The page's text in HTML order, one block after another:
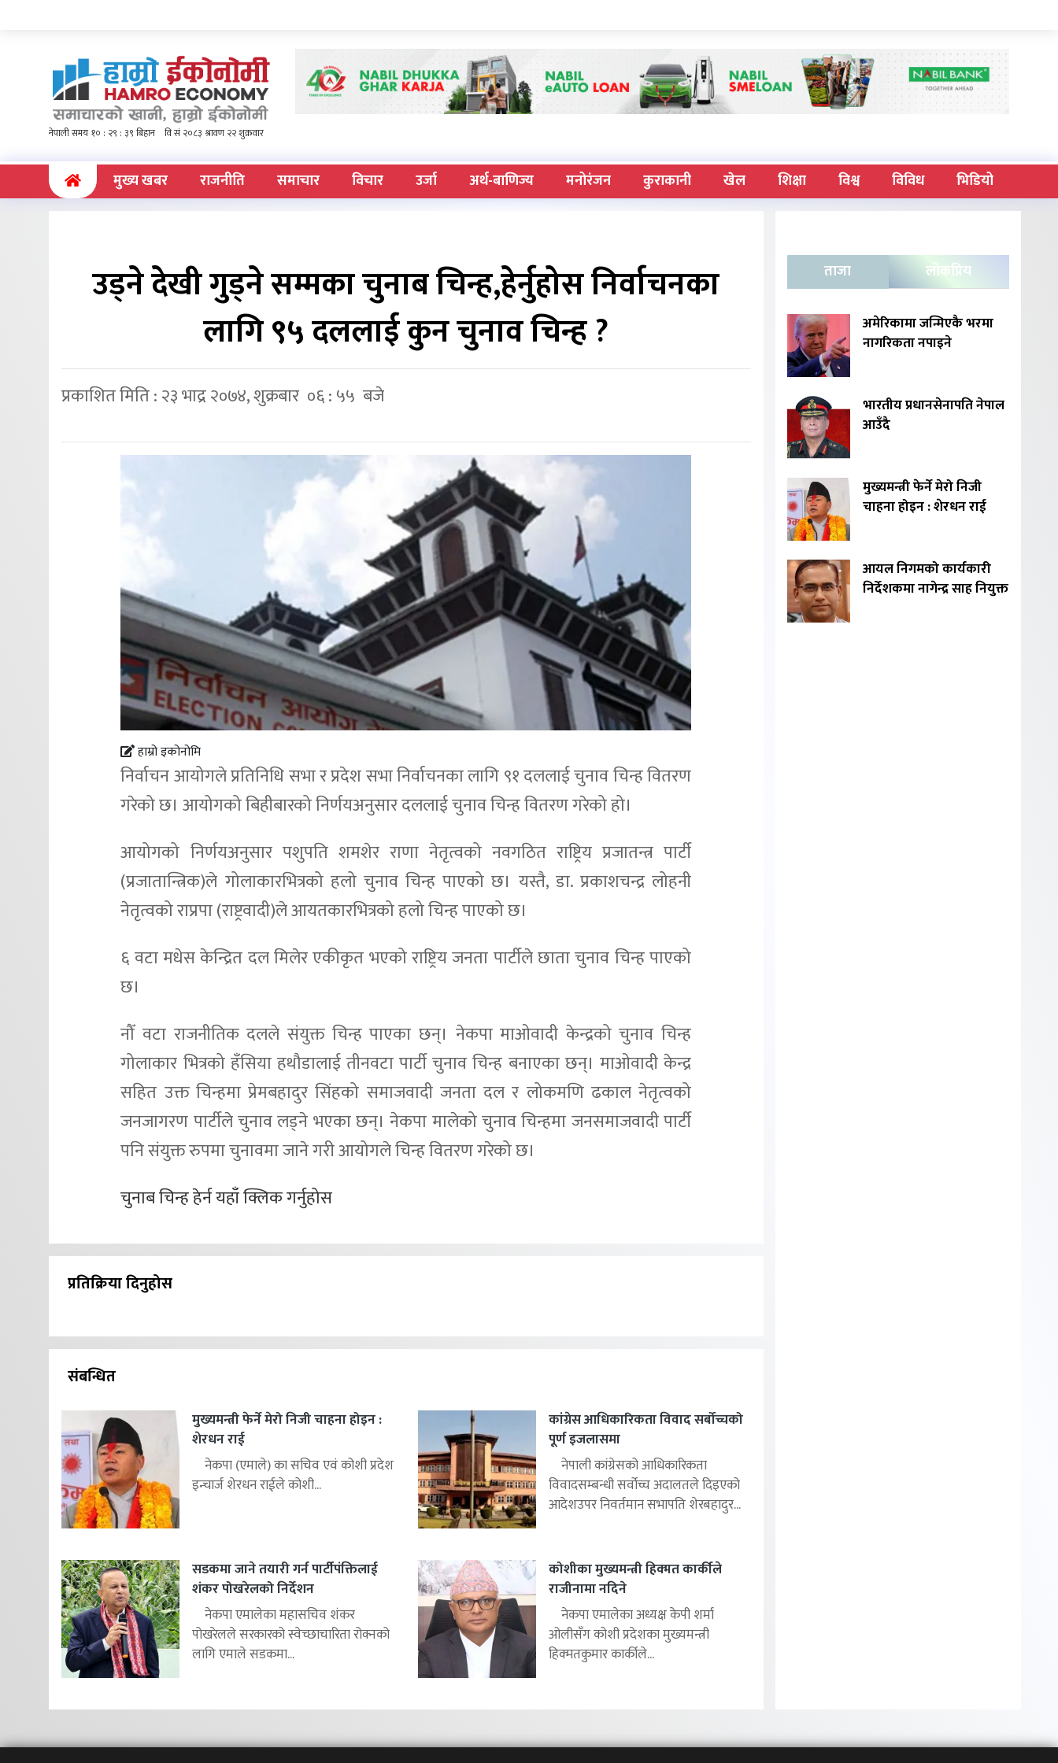
(current)मुख्य खबर राजनीति समाचार विचार उर्जा अर्थ-बाणिज्य मनोरंजन कुराकानी खेल शिक्षा विश्व विविध भिडियो
उड्ने देखी गुड्ने सम्मका चुनाब चिन्ह,हेर्नुहोस निर्वाचनका
लागि ९५ दललाई कुन चुनाव चिन्ह ?
प्रकाशित मिति : २३ भाद्र २०७४, शुक्रबार ०६ : ५५ बजे
हाम्रो इकोनोमि
निर्वाचन आयोगले प्रतिनिधि सभा र प्रदेश सभा निर्वाचनका लागि ९१ दललाई चुनाव चिन्ह वितरण
गरेको छ। आयोगको बिहीबारको निर्णयअनुसार दललाई चुनाव चिन्ह वितरण गरेको हो।
आयोगको निर्णयअनुसार पशुपति शमशेर राणा नेतृत्वको नवगठित राष्ट्रिय प्रजातन्त्र पार्टी
(प्रजातान्त्रिक)ले गोलाकारभित्रको हलो चुनाव चिन्ह पाएको छ। यस्तै, डा. प्रकाशचन्द्र लोहनी
नेतृत्वको राप्रपा (राष्ट्रवादी)ले आयतकारभित्रको हलो चिन्ह पाएको छ।
६ वटा मधेस केन्द्रित दल मिलेर एकीकृत भएको राष्ट्रिय जनता पार्टीले छाता चुनाव चिन्ह पाएको
छ।
नौँ वटा राजनीतिक दलले संयुक्त चिन्ह पाएका छन्। नेकपा माओवादी केन्द्रको चुनाव चिन्ह
गोलाकार भित्रको हँसिया हथौडालाई तीनवटा पार्टी चुनाव चिन्ह बनाएका छन्। माओवादी केन्द्र
सहित उक्त चिन्हमा प्रेमबहादुर सिंहको समाजवादी जनता दल र लोकमणि ढकाल नेतृत्वको
जनजागरण पार्टीले चुनाव लड्ने भएका छन्। नेकपा मालेको चुनाव चिन्हमा जनसमाजवादी पार्टी
पनि संयुक्त रुपमा चुनावमा जाने गरी आयोगले चिन्ह वितरण गरेको छ।
चुनाब चिन्ह हेर्न यहाँ क्लिक गर्नुहोस
प्रतिक्रिया दिनुहोस
संबन्धित
मुख्यमन्त्री फेर्ने मेरो निजी चाहना होइन :
शेरधन राई
नेकपा (एमाले) का सचिव एवं कोशी प्रदेश
इन्चार्ज शेरधन राईले कोशी...
कांग्रेस आधिकारिकता विवाद सर्बोच्चको
पूर्ण इजलासमा
नेपाली कांग्रेसको आधिकारिकता
विवादसम्बन्धी सर्वोच्च अदालतले दिइएको
आदेशउपर निवर्तमान सभापति शेरबहादुर...
सडकमा जाने तयारी गर्न पार्टीपंक्तिलाई
शंकर पोखरेलको निर्देशन
नेकपा एमालेका महासचिव शंकर
पोखरेलले सरकारको स्वेच्छाचारिता रोक्नको
लागि एमाले सडकमा...
कोशीका मुख्यमन्त्री हिक्मत कार्कीले
राजीनामा नदिने
नेकपा एमालेका अध्यक्ष केपी शर्मा
ओलीसँग कोशी प्रदेशका मुख्यमन्त्री
हिक्मतकुमार कार्कीले...
ताजा लोकप्रिय
अमेरिकामा जन्मिएकै भरमा
नागरिकता नपाइने
भारतीय प्रधानसेनापति नेपाल
आउँदै
मुख्यमन्त्री फेर्ने मेरो निजी
चाहना होइन : शेरधन राई
आयल निगमको कार्यकारी
निर्देशकमा नागेन्द्र साह नियुक्त